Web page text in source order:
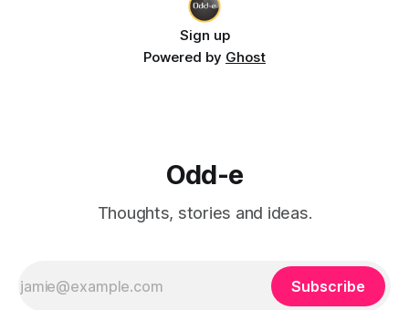
Sign up
Powered by Ghost
Odd-e
Thoughts, stories and ideas.
Subscribe